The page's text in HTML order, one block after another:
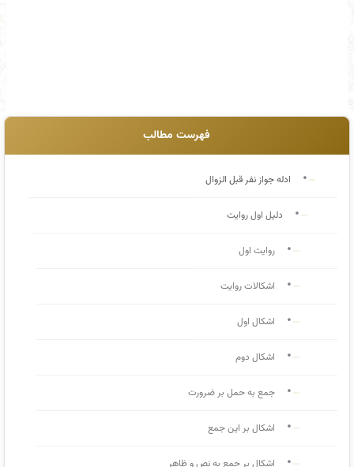
فهرست مطالب
ادله جواز نفر قبل الزوال
دلیل اول روایت
روایت اول
اشکالات روایت
اشکال اول
اشکال دوم
جمع به حمل بر ضرورت
اشکال بر این جمع
اشکال بر جمع به نص و ظاهر